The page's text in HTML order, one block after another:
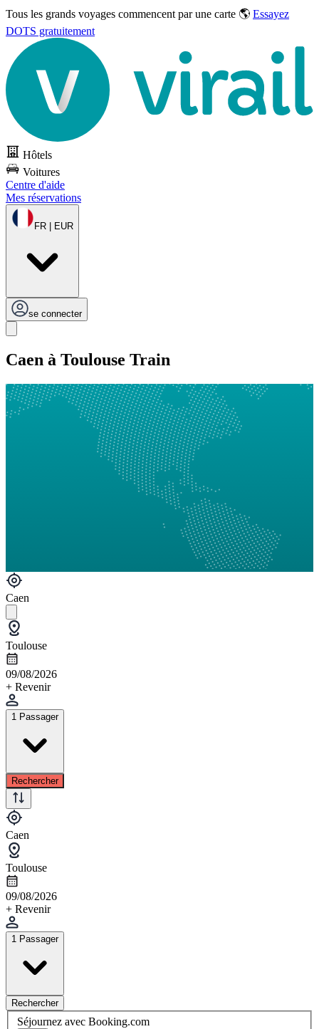
Tous les grands voyages commencent par une carte 🌎 Essayez
DOTS gratuitement
Hôtels
Voitures
Centre d'aide
Mes réservations
FR | EUR
se connecter
Caen à Toulouse Train
Caen
Toulouse
09/08/2026
+ Revenir
1 Passager
Rechercher
Caen
Toulouse
09/08/2026
+ Revenir
1 Passager
Rechercher
Séjournez avec Booking.com